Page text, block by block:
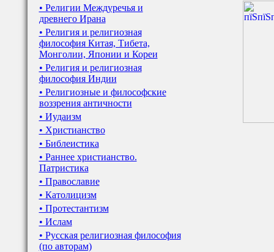
• Религии Междуречья и
древнего Ирана
• Религия и религиозная
философия Китая, Тибета,
Монголии, Японии и Кореи
• Религия и религиозная
философия Индии
• Религиозные и философские
воззрения античности
• Иудаизм
• Христианство
• Библеистика
• Раннее христианство.
Патристика
• Православие
• Католицизм
• Протестантизм
• Ислам
• Русская религиозная философия
(по авторам)